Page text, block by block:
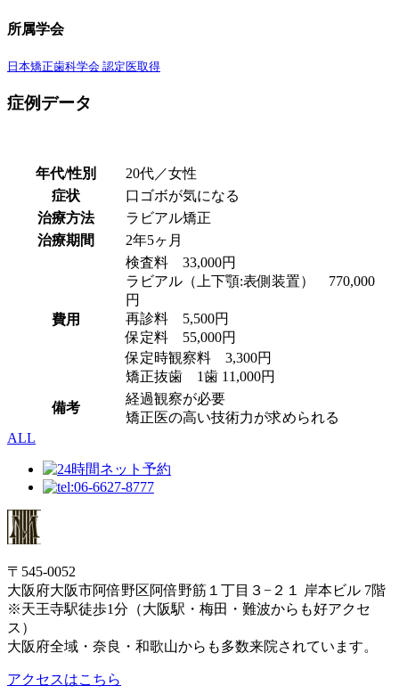
所属学会
日本矯正歯科学会 認定医取得
症例データ
年代/性別
20代／女性
症状
口ゴボが気になる
治療方法
ラビアル矯正
治療期間
2年5ヶ月
費用
検査料 33,000円
ラビアル（上下顎:表側装置） 770,000
円
再診料 5,500円
保定料 55,000円
保定時観察料 3,300円
矯正抜歯 1歯 11,000円
備考
経過観察が必要
矯正医の高い技術力が求められる
ALL
〒545-0052
大阪府大阪市阿倍野区阿倍野筋１丁目３−２１ 岸本ビル 7階
※天王寺駅徒歩1分（大阪駅・梅田・難波からも好アクセ
ス）
大阪府全域・奈良・和歌山からも多数来院されています。
アクセスはこちら